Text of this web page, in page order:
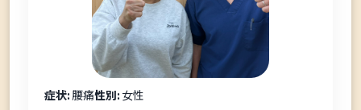
症状: 腰痛性別: 女性